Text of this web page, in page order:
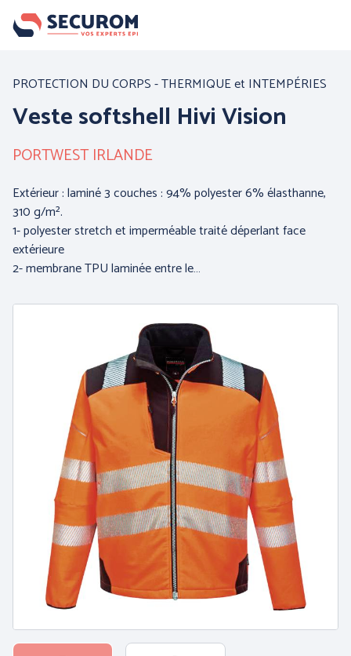
Aller
Nos produits
Par famille :
PROTECTION DE LA
PROTECTION DES MAINS
PROTECTION DU CORPS
- WORKWEAR
PROTECTION DU CORPS
- TECHNIQUE -
PROTECTION DU CORPS - THERMIQUE et INTEMPÉRIES
Veste softshell Hivi Vision
PORTWEST IRLANDE
Extérieur : laminé 3 couches : 94% polyester 6% élasthanne,
310 g/m².
1- polyester stretch et imperméable traité déperlant face
extérieure
2- membrane TPU laminée entre le…